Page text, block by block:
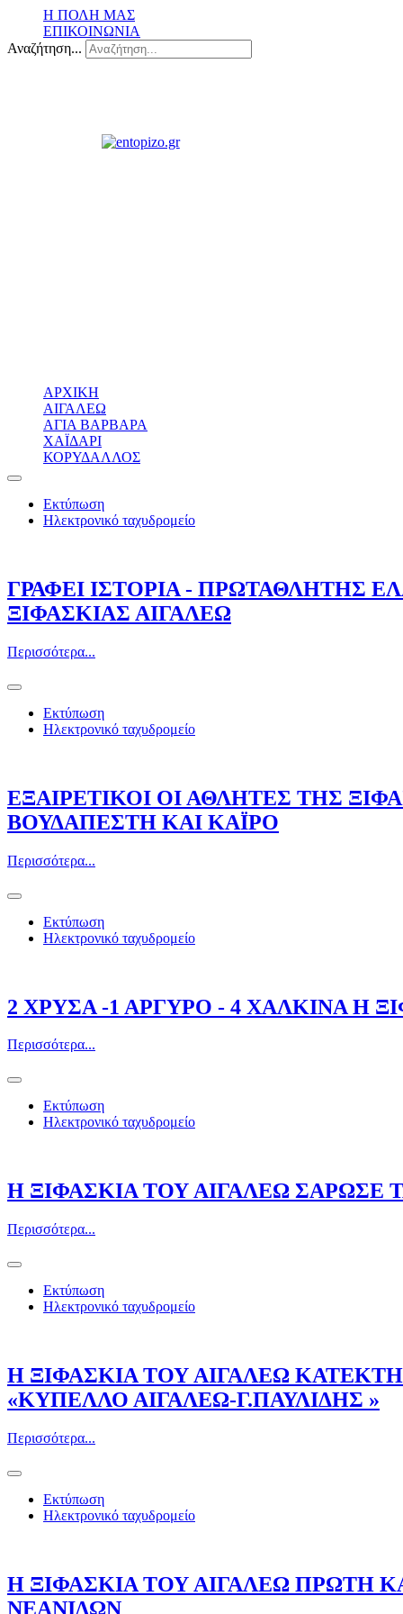
Η ΠΟΛΗ ΜΑΣ
ΕΠΙΚΟΙΝΩΝΙΑ
Αναζήτηση...
ΑΡΧΙΚΗ
ΑΙΓΑΛΕΩ
ΑΓΙΑ ΒΑΡΒΑΡΑ
ΧΑΪΔΑΡΙ
ΚΟΡΥΔΑΛΛΟΣ
Εκτύπωση
Ηλεκτρονικό ταχυδρομείο
ΓΡΑΦΕΙ ΙΣΤΟΡΙΑ - ΠΡΩΤΑΘΛΗΤΗΣ
ΞΙΦΑΣΚΙΑΣ ΑΙΓΑΛΕΩ
Περισσότερα...
Εκτύπωση
Ηλεκτρονικό ταχυδρομείο
ΕΞΑΙΡΕΤΙΚΟΙ ΟΙ ΑΘΛΗΤΕΣ ΤΗΣ
ΒΟΥΔΑΠΕΣΤΗ ΚΑΙ ΚΑΪΡΟ
Περισσότερα...
Εκτύπωση
Ηλεκτρονικό ταχυδρομείο
2 ΧΡΥΣΑ -1 ΑΡΓΥΡΟ - 4 ΧΑΛΚΙΝΑ Η
Περισσότερα...
Εκτύπωση
Ηλεκτρονικό ταχυδρομείο
Η ΞΙΦΑΣΚΙΑ ΤΟΥ ΑΙΓΑΛΕΩ ΣΑΡΩΣΕ
Περισσότερα...
Εκτύπωση
Ηλεκτρονικό ταχυδρομείο
Η ΞΙΦΑΣΚΙΑ ΤΟΥ ΑΙΓΑΛΕΩ
«ΚΥΠΕΛΛΟ ΑΙΓΑΛΕΩ-Γ.ΠΑΥΛΙΔΗΣ »
Περισσότερα...
Εκτύπωση
Ηλεκτρονικό ταχυδρομείο
Η ΞΙΦΑΣΚΙΑ ΤΟΥ ΑΙΓΑΛΕΩ ΠΡΩΤΗ
ΝΕΑΝΙΔΩΝ